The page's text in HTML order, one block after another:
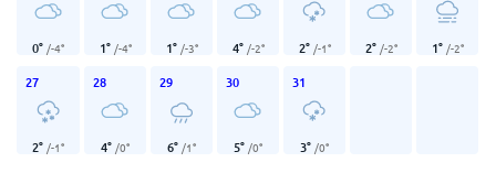
0° /-4° 1° /-4° 1° /-3° 4° /-2° 2° /-1° 2° /-2° 1° /-2°
27
2° /-1°
28
4° /0°
29
6° /1°
30
5° /0°
31
3° /0°